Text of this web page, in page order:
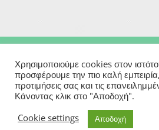
Copyright © 2026Georgios
Powered By
Μαιευτήρας | Γυναικολόγος |
Χρησιμοποιούμε cookies στον
προσφέρουμε την πιο καλή
προτιμήσεις σας και τις
Κάνοντας κλικ στο "Αποδοχή".
Cookie settings
Αποδοχή